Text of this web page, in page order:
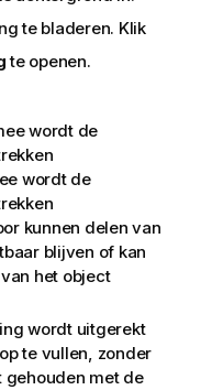
te bladeren. Klik
te openen.
wordt de
wordt de
kunnen delen van
blijven of kan
het object
wordt uitgerekt
te vullen, zonder
gehouden met de